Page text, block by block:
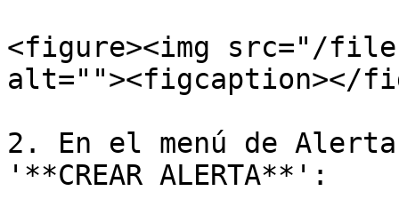
<figure><img src="/
alt=""><figcaption></
2. En el menú de
'**CREAR ALERTA**':